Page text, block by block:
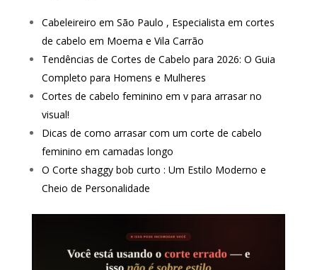
Cabeleireiro em São Paulo , Especialista em cortes
de cabelo em Moema e Vila Carrão
Tendências de Cortes de Cabelo para 2026: O Guia
Completo para Homens e Mulheres
Cortes de cabelo feminino em v para arrasar no
visual!
Dicas de como arrasar com um corte de cabelo
feminino em camadas longo
O Corte shaggy bob curto : Um Estilo Moderno e
Cheio de Personalidade